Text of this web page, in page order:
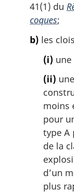
41(1) du
coques;
b) les
(i)
(ii)
moins
pour
type A
de la
d’un
plus